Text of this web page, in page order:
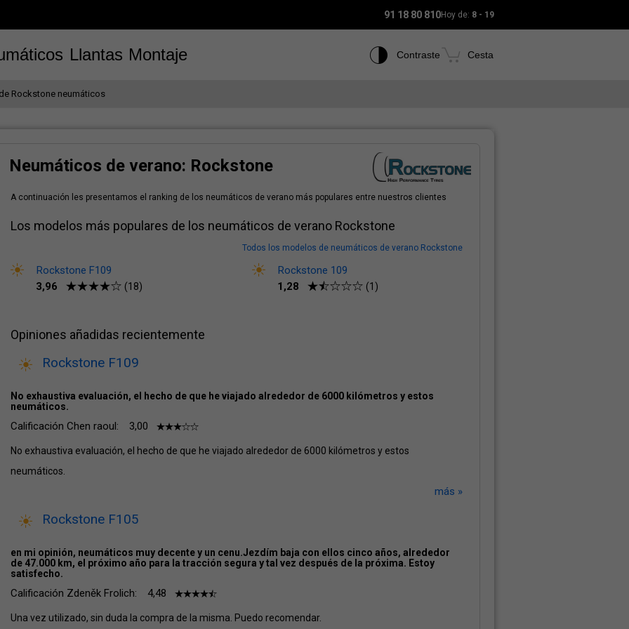
91 18 80 810Hoy de: 8 - 19
Llantas Montaje Contraste Cesta
Rockstone neumáticos
Neumáticos de verano: Rockstone
A continuación les presentamos el ranking de los neumáticos de verano más populares entre nuestros clientes
Los modelos más populares de los neumáticos de verano Rockstone
Todos los modelos de neumáticos de verano Rockstone
Rockstone F109
3,96
(18)
Rockstone 109
1,28
(1)
Opiniones añadidas recientemente
Rockstone F109
No exhaustiva evaluación, el hecho de que he viajado alrededor de 6000 kilómetros y estos
neumáticos.
Calificación Chen raoul: 3,00
No exhaustiva evaluación, el hecho de que he viajado alrededor de 6000 kilómetros y estos
neumáticos.
más »
Rockstone F105
en mi opinión, neumáticos muy decente y un cenu.Jezdím baja con ellos cinco años, alrededor
de 47.000 km, el próximo año para la tracción segura y tal vez después de la próxima. Estoy
satisfecho.
Calificación Zdeněk Frolich: 4,48
Una vez utilizado, sin duda la compra de la misma. Puedo recomendar.